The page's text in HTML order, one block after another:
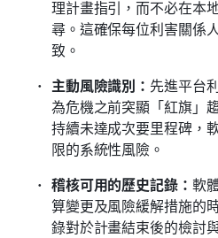
理計畫指引，而不必在本
尋。這確保每位利害關係
致。
主動風險識別： 先進平台
為危機之前突顯「紅旗」
持續未達成次要里程碑，
限的系統性風險。
稽核可用的歷史記錄： 軟
算變更及風險緩解措施的
錄對於計畫結束後的檢討